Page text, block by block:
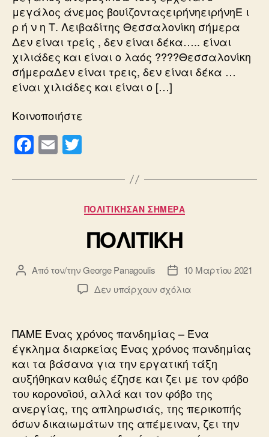
μεγάλος άνεμος βουίζονταςειρήνηειρήνηΕ ι
ρ ή ν η Τ. Λειβαδίτης Θεσσαλονίκη σήμερα
Δεν είναι τρείς , δεν είναι δέκα….. είναι
χιλιάδες και είναι ο λαός ????Θεσσαλονίκη
σήμεραΔεν είναι τρεις, δεν είναι δέκα …
είναι χιλιάδες και είναι ο […]
Κοινοποιήστε
F
a
c
o
k
E
m
ailtt
er Κατηγορίες
ΠΟΛΙΤΙΚΗΣΑΝ ΣΗΜΕΡΑ
ΠΟΛΙΤΙΚΗ
Συντάκτης
Από τον/τηνGeorge Panagoulis
Ημ.
δημοσίευσης
10 Μαρτίου 2021
Δεν υπάρχουν σχόλια
ΠΑΜΕ Ένας χρόνος πανδημίας – Ένα
έγκλημα διαρκείας Ένας χρόνος πανδημίας
και τα βάσανα για την εργατική τάξη
αυξήθηκαν καθώς έζησε και ζει με τον φόβο
του κορονοϊού, αλλά και τον φόβο της
ανεργίας, της απληρωσιάς, της περικοπής
όσων δικαιωμάτων της απέμειναν, ζει την